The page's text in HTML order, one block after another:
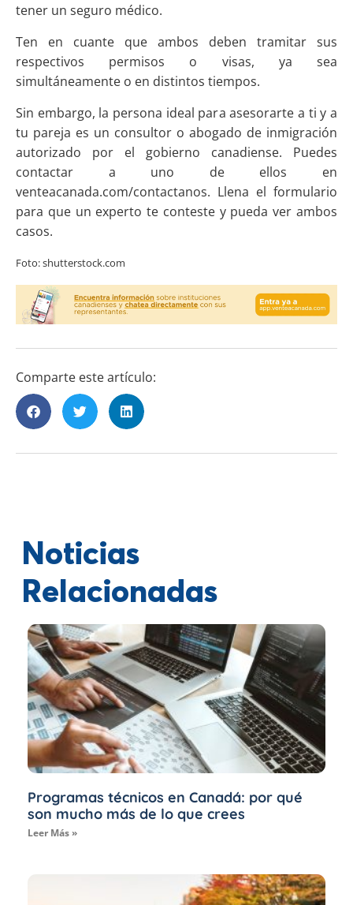
tener un seguro médico.
Ten en cuante que ambos deben tramitar sus
respectivos permisos o visas, ya sea
simultáneamente o en distintos tiempos.
Sin embargo, la persona ideal para asesorarte a ti y a
tu pareja es un consultor o abogado de inmigración
autorizado por el gobierno canadiense. Puedes
contactar a uno de ellos en
venteacanada.com/contactanos. Llena el formulario
para que un experto te conteste y pueda ver ambos
casos.
Foto: shutterstock.com
Comparte este artículo:
Noticias
Relacionadas
Programas técnicos en Canadá: por qué
son mucho más de lo que crees
Leer Más »